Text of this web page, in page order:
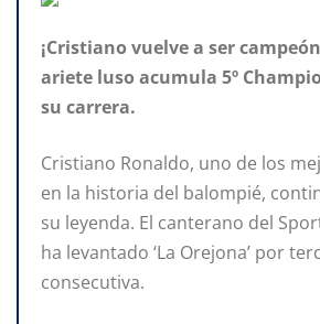
¡Cristiano vuelve a ser
ariete luso acumula 5º
su carrera.
Cristiano Ronaldo, uno de los
en la historia del balompié,
su leyenda. El canterano del
ha levantado ‘La Orejona’ por
consecutiva.